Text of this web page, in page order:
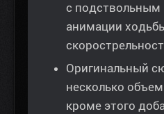
с подствольным
анимации
Оригинальный
несколько
кроме этого